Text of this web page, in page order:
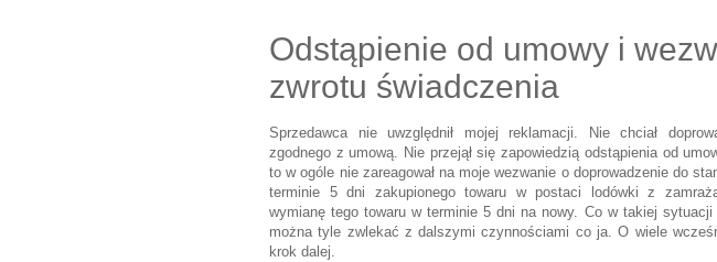
Odstąpienie od umowy i
zwrotu świadczenia
Sprzedawca nie uwzględnił mojej reklamacji. Nie chciał
zgodnego z umową. Nie przejął się zapowiedzią odstąpienia od
to w ogóle nie zareagował na moje wezwanie o doprowadzenie do
terminie 5 dni zakupionego towaru w postaci lodówki z
wymianę tego towaru w terminie 5 dni na nowy. Co w takiej
można tyle zwlekać z dalszymi czynnościami co ja. O wiele
krok dalej.